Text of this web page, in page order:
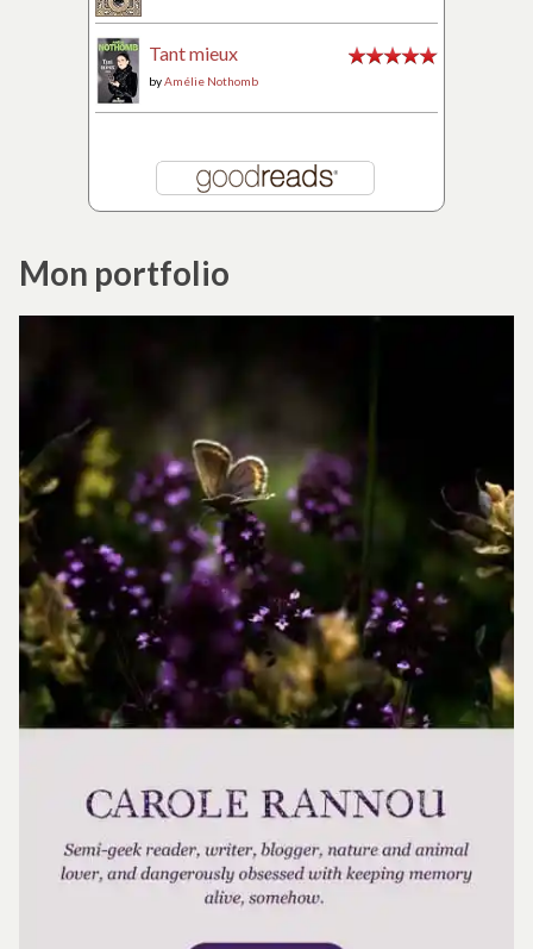
Tant mieux
byAmélie Nothomb
Mon portfolio